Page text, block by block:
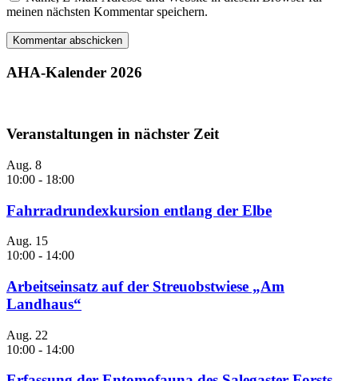
meinen nächsten Kommentar speichern.
AHA-Kalender 2026
Veranstaltungen in nächster Zeit
Aug. 8
10:00 - 18:00
Fahrradrundexkursion entlang der Elbe
Aug. 15
10:00 - 14:00
Arbeitseinsatz auf der Streuobstwiese „Am
Landhaus“
Aug. 22
10:00 - 14:00